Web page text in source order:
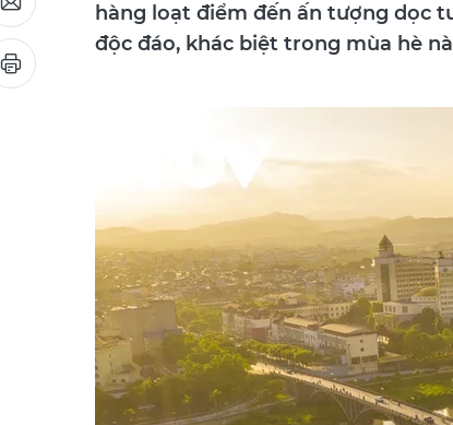
hàng loạt điểm đến ấn tượng dọc
độc đáo, khác biệt trong mùa hè